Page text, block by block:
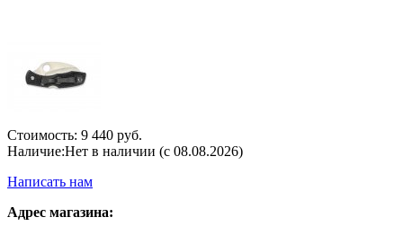
Стоимость: 9 440 руб.
Наличие:Нет в наличии (с 08.08.2026)
Написать нам
Адрес магазина: